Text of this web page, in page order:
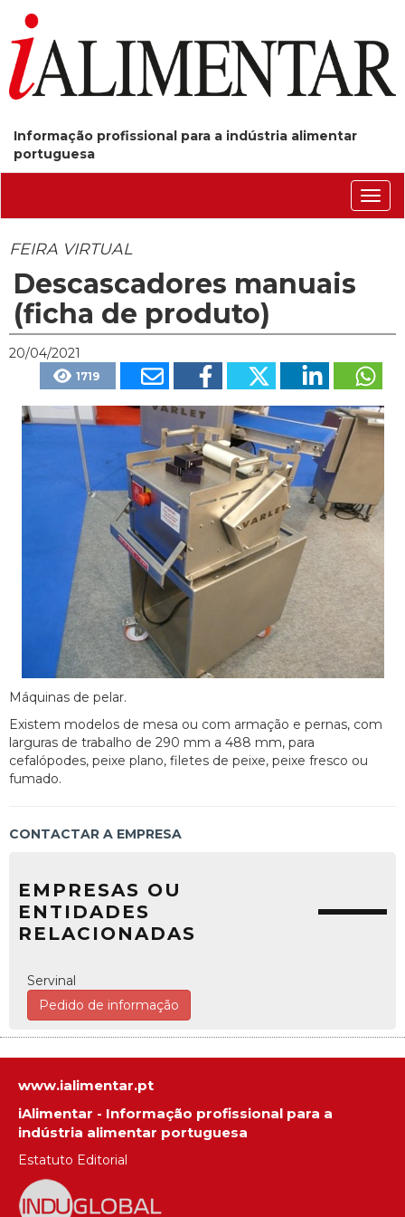
Informação profissional para a indústria alimentar
portuguesa
FEIRA VIRTUAL
Descascadores manuais
(ficha de produto)
20/04/2021
1719
Máquinas de pelar.
Existem modelos de mesa ou com armação e pernas, com
larguras de trabalho de 290 mm a 488 mm, para
cefalópodes, peixe plano, filetes de peixe, peixe fresco ou
fumado.
CONTACTAR A EMPRESA
EMPRESAS OU
ENTIDADES
RELACIONADAS
Servinal
Pedido de informação
www.ialimentar.pt
iAlimentar - Informação profissional para a
indústria alimentar portuguesa
Estatuto Editorial